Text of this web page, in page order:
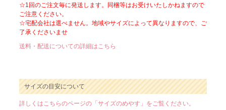
☆1回のご注文毎に発送します。同梱等はお受けいたしかねますので
ご注意ください。
☆宅配会社は選べません。地域やサイズによって異なりますので、ご
了承くださいませ
送料・配送についての詳細はこちら
サイズの目安について
詳しくはこちらのページの「サイズのめやす」をご覧ください。